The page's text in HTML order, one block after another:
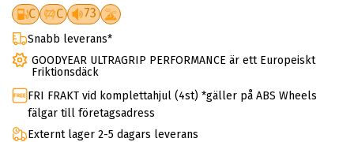
C C 73
Snabb leverans*
GOODYEAR ULTRAGRIP PERFORMANCE är ett Europeiskt
Friktionsdäck
FRI FRAKT vid komplettahjul (4st) *gäller på ABS Wheels
fälgar till företagsadress
Externt lager 2-5 dagars leverans